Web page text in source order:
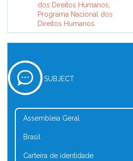
dos Direitos Humanos,
Programa Nacional dos
Direitos Humanos.
SUBJECT
Assembleia Geral
Brasil
Carteira de identidade